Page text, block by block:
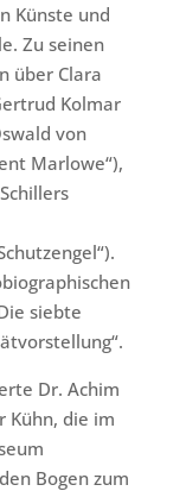
Künste und
Zu seinen
über Clara
Kolmar
von
Marlowe“),
siebte
Dr. Achim
Kühn, die im
Bogen zum